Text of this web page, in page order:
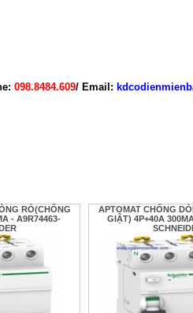
098.8484.609/ Email:
RÒ(CHỐNG
- A9R74463-
APTOMAT CHỐNG
GIẬT) 4P+40A